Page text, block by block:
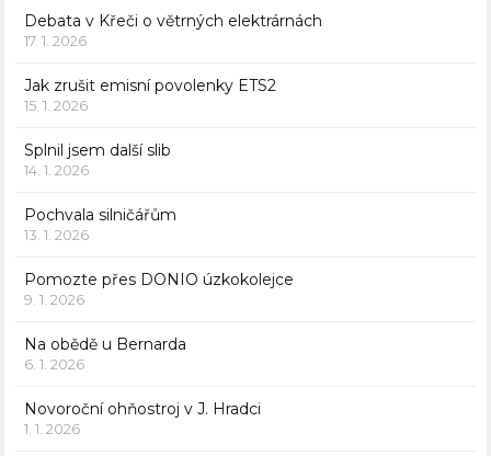
Debata v Křeči o větrných elektrárnách
17. 1. 2026
Jak zrušit emisní povolenky ETS2
15. 1. 2026
Splnil jsem další slib
14. 1. 2026
Pochvala silničářům
13. 1. 2026
Pomozte přes DONIO úzkokolejce
9. 1. 2026
Na obědě u Bernarda
6. 1. 2026
Novoroční ohňostroj v J. Hradci
1. 1. 2026